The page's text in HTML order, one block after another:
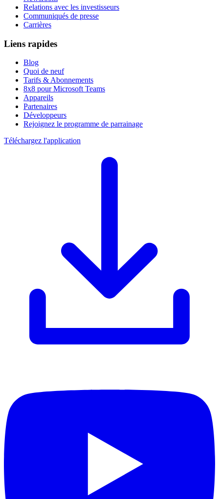
Relations avec les investisseurs
Communiqués de presse
Carrières
Liens rapides
Blog
Quoi de neuf
Tarifs & Abonnements
8x8 pour Microsoft Teams
Appareils
Partenaires
Développeurs
Rejoignez le programme de parrainage
Téléchargez l'application